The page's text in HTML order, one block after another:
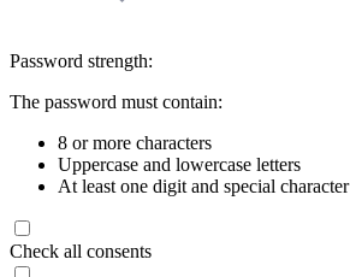
Password strength:
The password must contain:
8 or more characters
Uppercase and lowercase letters
At least one digit and special character
Check all consents